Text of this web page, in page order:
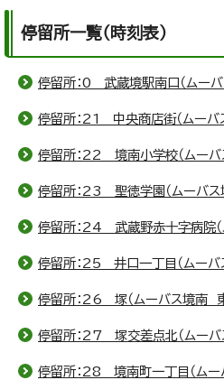
停留所一覧（時刻表）
停留所：0 武蔵境駅南口（ムー
停留所：21 中央商店街（ムーバ
停留所：22 境南小学校（ムー
停留所：23 聖徳学園（ムーバ
停留所：24 武蔵野赤十字病院
停留所：25 井口一丁目（ムー
停留所：26 塚（ムーバス境南
停留所：27 塚交差点北（ムー
停留所：28 境南町一丁目（ム